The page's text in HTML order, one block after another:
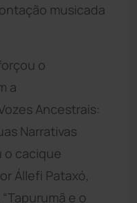
musicada
o
a
Ancestrais:
Narrativas
o cacique
Állefi Pataxó,
e o